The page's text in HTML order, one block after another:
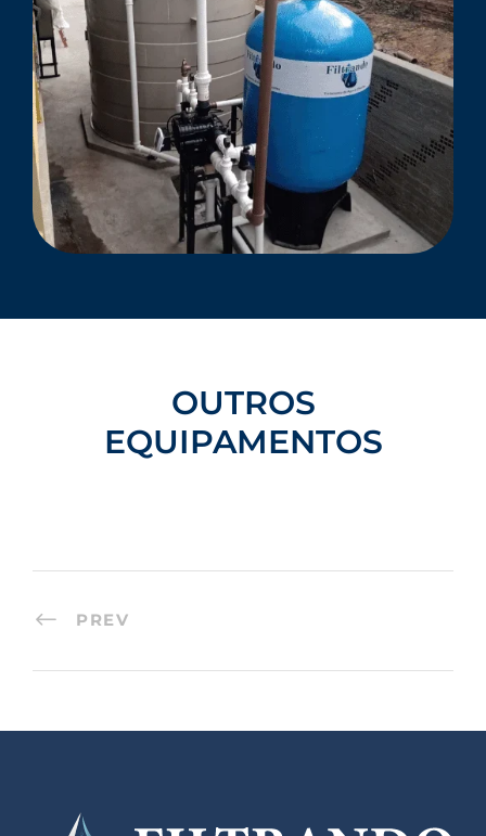
OUTROS
EQUIPAMENTOS
PREV